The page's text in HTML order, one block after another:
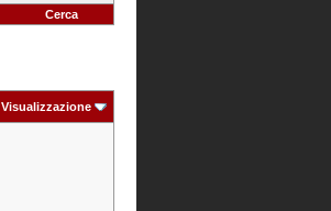
Cerca
Visualizzazione